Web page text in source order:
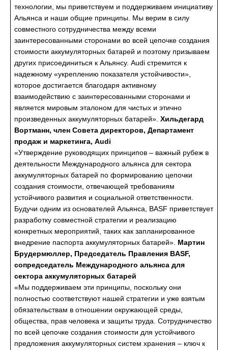
технологии, мы приветствуем и поддерживаем инициативу
Альянса и наши общие принципы. Мы верим в силу
совместного сотрудничества между всеми
заинтересованными сторонами во всей цепочке создания
стоимости аккумуляторных батарей и поэтому призываем
других присоединиться к Альянсу. Audi стремится к
надежному «укреплению показателя устойчивости»,
которое достигается благодаря активному
взаимодействию с заинтересованными сторонами и
является мировым эталоном для чистых и этично
произведенных аккумуляторных батарей». Хильдегард
Вортманн, член Совета директоров, Департамент
продаж и маркетинга, Audi
«Утверждение руководящих принципов – важный рубеж в
деятельности Международного альянса для сектора
аккумуляторных батарей по формированию цепочки
создания стоимости, отвечающей требованиям
устойчивого развития и социальной ответственности.
Будучи одним из основателей Альянса, BASF приветствует
разработку совместной стратегии и реализацию
конкретных мероприятий, таких как запланированное
внедрение паспорта аккумуляторных батарей». Мартин
Брудермюллер, Председатель Правления BASF,
сопредседатель Международного альянса для
сектора аккумуляторных батарей
«Мы поддерживаем эти принципы, поскольку они
полностью соответствуют нашей стратегии и уже взятым
обязательствам в отношении окружающей среды,
общества, прав человека и защиты труда. Сотрудничество
по всей цепочке создания стоимости для устойчивого
предложения аккумуляторных систем хранения – ключ к